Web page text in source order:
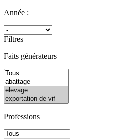
Année :
Filtres
Faits générateurs
Professions